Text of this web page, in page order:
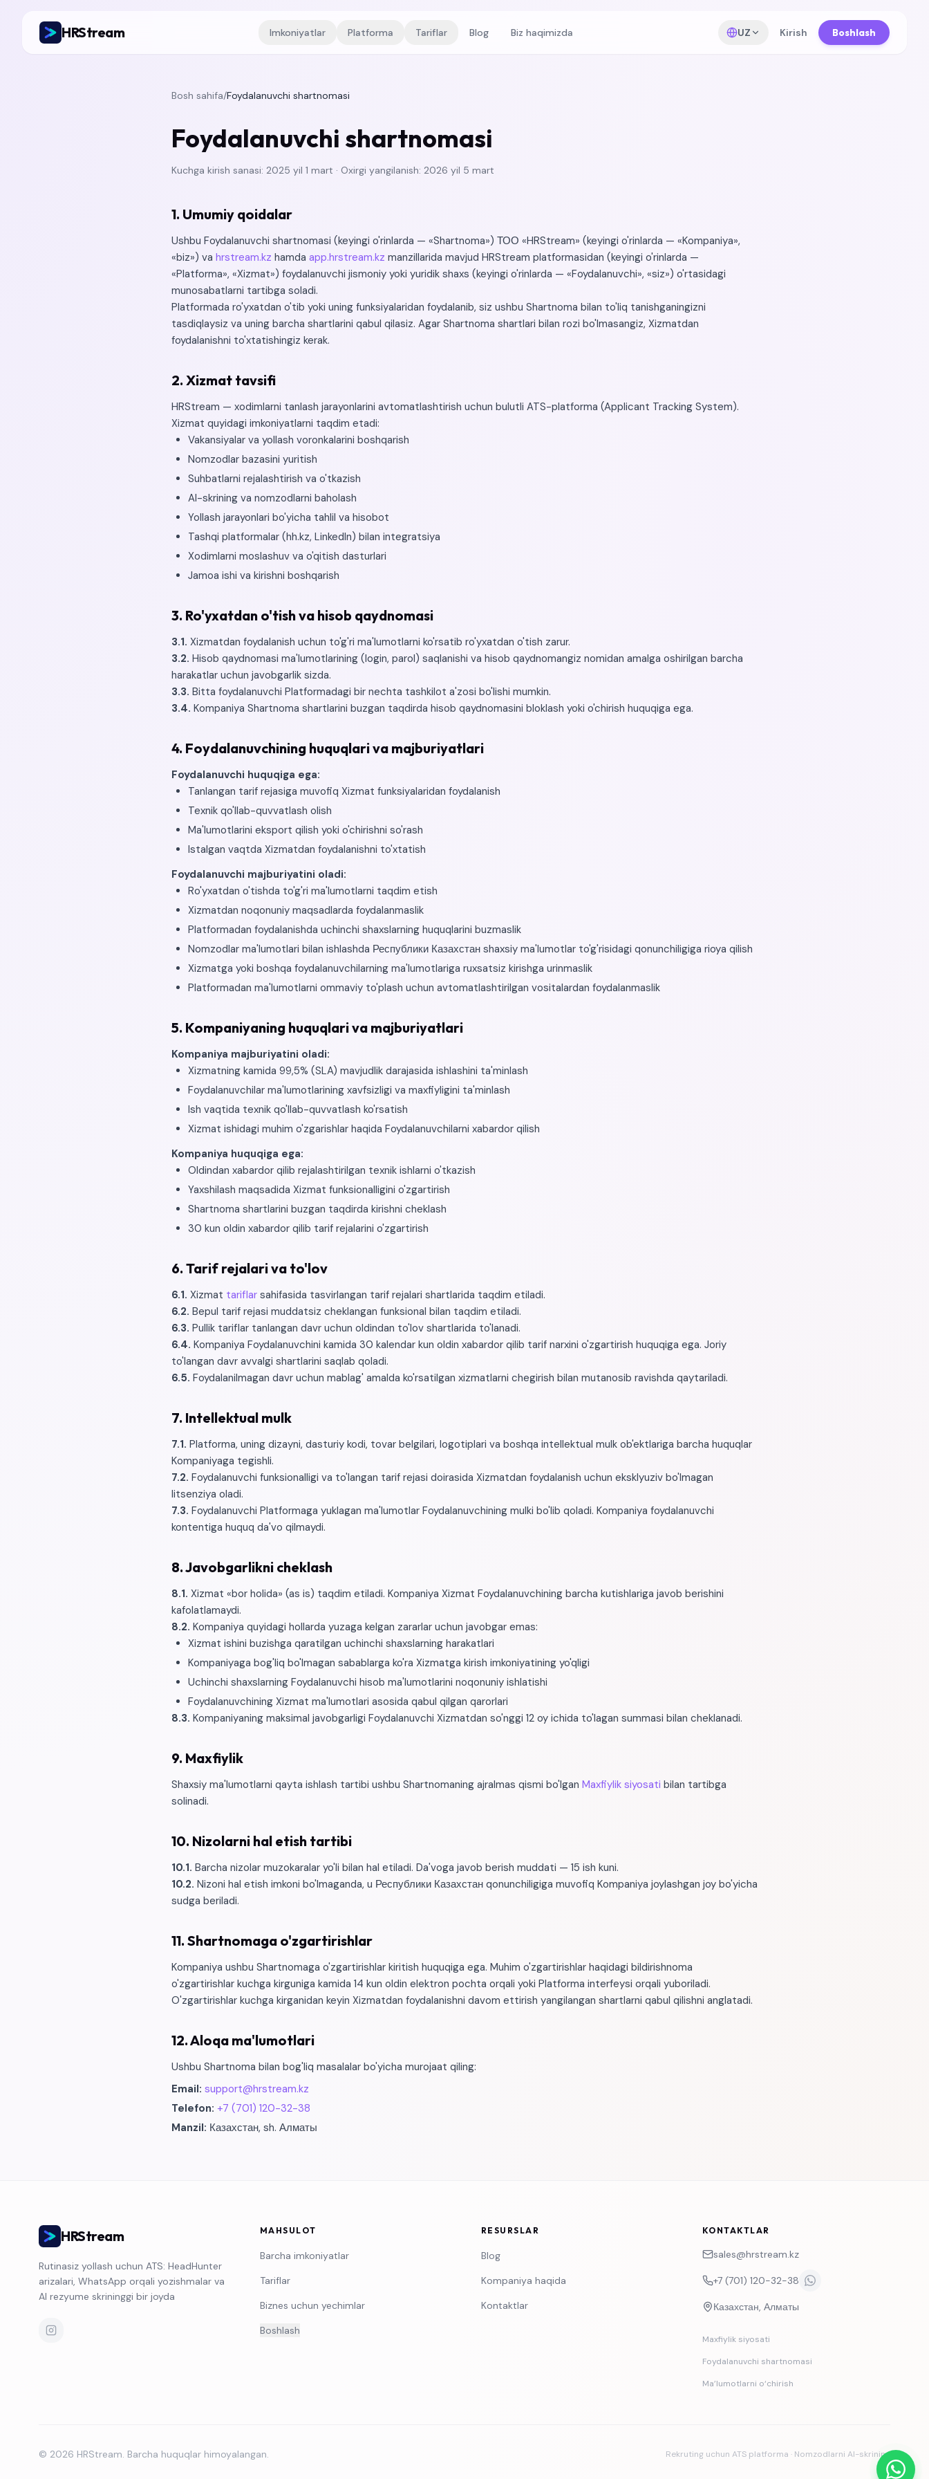
HRStream Imkoniyatlar Platforma Tariflar Blog Biz haqimizda UZ Kirish Boshlash
Bosh sahifa/Foydalanuvchi shartnomasi
Foydalanuvchi shartnomasi
Kuchga kirish sanasi: 2025 yil 1 mart · Oxirgi yangilanish: 2026 yil 5 mart
1. Umumiy qoidalar
Ushbu Foydalanuvchi shartnomasi (keyingi o'rinlarda — «Shartnoma») ТОО «HRStream» (keyingi o'rinlarda — «Kompaniya»,
«biz») va hrstream.kz hamda app.hrstream.kz manzillarida mavjud HRStream platformasidan (keyingi o'rinlarda —
«Platforma», «Xizmat») foydalanuvchi jismoniy yoki yuridik shaxs (keyingi o'rinlarda — «Foydalanuvchi», «siz») o'rtasidagi
munosabatlarni tartibga soladi.
Platformada ro'yxatdan o'tib yoki uning funksiyalaridan foydalanib, siz ushbu Shartnoma bilan to'liq tanishganingizni
tasdiqlaysiz va uning barcha shartlarini qabul qilasiz. Agar Shartnoma shartlari bilan rozi bo'lmasangiz, Xizmatdan
foydalanishni to'xtatishingiz kerak.
2. Xizmat tavsifi
HRStream — xodimlarni tanlash jarayonlarini avtomatlashtirish uchun bulutli ATS-platforma (Applicant Tracking System).
Xizmat quyidagi imkoniyatlarni taqdim etadi:
Vakansiyalar va yollash voronkalarini boshqarish
Nomzodlar bazasini yuritish
Suhbatlarni rejalashtirish va o'tkazish
AI-skrining va nomzodlarni baholash
Yollash jarayonlari bo'yicha tahlil va hisobot
Tashqi platformalar (hh.kz, LinkedIn) bilan integratsiya
Xodimlarni moslashuv va o'qitish dasturlari
Jamoa ishi va kirishni boshqarish
3. Ro'yxatdan o'tish va hisob qaydnomasi
3.1. Xizmatdan foydalanish uchun to'g'ri ma'lumotlarni ko'rsatib ro'yxatdan o'tish zarur.
3.2. Hisob qaydnomasi ma'lumotlarining (login, parol) saqlanishi va hisob qaydnomangiz nomidan amalga oshirilgan barcha
harakatlar uchun javobgarlik sizda.
3.3. Bitta foydalanuvchi Platformadagi bir nechta tashkilot a'zosi bo'lishi mumkin.
3.4. Kompaniya Shartnoma shartlarini buzgan taqdirda hisob qaydnomasini bloklash yoki o'chirish huquqiga ega.
4. Foydalanuvchining huquqlari va majburiyatlari
Foydalanuvchi huquqiga ega:
Tanlangan tarif rejasiga muvofiq Xizmat funksiyalaridan foydalanish
Texnik qo'llab-quvvatlash olish
Ma'lumotlarini eksport qilish yoki o'chirishni so'rash
Istalgan vaqtda Xizmatdan foydalanishni to'xtatish
Foydalanuvchi majburiyatini oladi:
Ro'yxatdan o'tishda to'g'ri ma'lumotlarni taqdim etish
Xizmatdan noqonuniy maqsadlarda foydalanmaslik
Platformadan foydalanishda uchinchi shaxslarning huquqlarini buzmaslik
Nomzodlar ma'lumotlari bilan ishlashda Республики Казахстан shaxsiy ma'lumotlar to'g'risidagi qonunchiligiga rioya qilish
Xizmatga yoki boshqa foydalanuvchilarning ma'lumotlariga ruxsatsiz kirishga urinmaslik
Platformadan ma'lumotlarni ommaviy to'plash uchun avtomatlashtirilgan vositalardan foydalanmaslik
5. Kompaniyaning huquqlari va majburiyatlari
Kompaniya majburiyatini oladi:
Xizmatning kamida 99,5% (SLA) mavjudlik darajasida ishlashini ta'minlash
Foydalanuvchilar ma'lumotlarining xavfsizligi va maxfiyligini ta'minlash
Ish vaqtida texnik qo'llab-quvvatlash ko'rsatish
Xizmat ishidagi muhim o'zgarishlar haqida Foydalanuvchilarni xabardor qilish
Kompaniya huquqiga ega:
Oldindan xabardor qilib rejalashtirilgan texnik ishlarni o'tkazish
Yaxshilash maqsadida Xizmat funksionalligini o'zgartirish
Shartnoma shartlarini buzgan taqdirda kirishni cheklash
30 kun oldin xabardor qilib tarif rejalarini o'zgartirish
6. Tarif rejalari va to'lov
6.1. Xizmat tariflar sahifasida tasvirlangan tarif rejalari shartlarida taqdim etiladi.
6.2. Bepul tarif rejasi muddatsiz cheklangan funksional bilan taqdim etiladi.
6.3. Pullik tariflar tanlangan davr uchun oldindan to'lov shartlarida to'lanadi.
6.4. Kompaniya Foydalanuvchini kamida 30 kalendar kun oldin xabardor qilib tarif narxini o'zgartirish huquqiga ega. Joriy
to'langan davr avvalgi shartlarini saqlab qoladi.
6.5. Foydalanilmagan davr uchun mablag' amalda ko'rsatilgan xizmatlarni chegirish bilan mutanosib ravishda qaytariladi.
7. Intellektual mulk
7.1. Platforma, uning dizayni, dasturiy kodi, tovar belgilari, logotiplari va boshqa intellektual mulk ob'ektlariga barcha huquqlar
Kompaniyaga tegishli.
7.2. Foydalanuvchi funksionalligi va to'langan tarif rejasi doirasida Xizmatdan foydalanish uchun eksklyuziv bo'lmagan
litsenziya oladi.
7.3. Foydalanuvchi Platformaga yuklagan ma'lumotlar Foydalanuvchining mulki bo'lib qoladi. Kompaniya foydalanuvchi
kontentiga huquq da'vo qilmaydi.
8. Javobgarlikni cheklash
8.1. Xizmat «bor holida» (as is) taqdim etiladi. Kompaniya Xizmat Foydalanuvchining barcha kutishlariga javob berishini
kafolatlamaydi.
8.2. Kompaniya quyidagi hollarda yuzaga kelgan zararlar uchun javobgar emas:
Xizmat ishini buzishga qaratilgan uchinchi shaxslarning harakatlari
Kompaniyaga bog'liq bo'lmagan sabablarga ko'ra Xizmatga kirish imkoniyatining yo'qligi
Uchinchi shaxslarning Foydalanuvchi hisob ma'lumotlarini noqonuniy ishlatishi
Foydalanuvchining Xizmat ma'lumotlari asosida qabul qilgan qarorlari
8.3. Kompaniyaning maksimal javobgarligi Foydalanuvchi Xizmatdan so'nggi 12 oy ichida to'lagan summasi bilan cheklanadi.
9. Maxfiylik
Shaxsiy ma'lumotlarni qayta ishlash tartibi ushbu Shartnomaning ajralmas qismi bo'lgan Maxfiylik siyosati bilan tartibga
solinadi.
10. Nizolarni hal etish tartibi
10.1. Barcha nizolar muzokaralar yo'li bilan hal etiladi. Da'voga javob berish muddati — 15 ish kuni.
10.2. Nizoni hal etish imkoni bo'lmaganda, u Республики Казахстан qonunchiligiga muvofiq Kompaniya joylashgan joy bo'yicha
sudga beriladi.
11. Shartnomaga o'zgartirishlar
Kompaniya ushbu Shartnomaga o'zgartirishlar kiritish huquqiga ega. Muhim o'zgartirishlar haqidagi bildirishnoma
o'zgartirishlar kuchga kirguniga kamida 14 kun oldin elektron pochta orqali yoki Platforma interfeysi orqali yuboriladi.
O'zgartirishlar kuchga kirganidan keyin Xizmatdan foydalanishni davom ettirish yangilangan shartlarni qabul qilishni anglatadi.
12. Aloqa ma'lumotlari
Ushbu Shartnoma bilan bog'liq masalalar bo'yicha murojaat qiling:
Email: support@hrstream.kz
Telefon: +7 (701) 120-32-38
Manzil: Казахстан, sh. Алматы
HRStream
Rutinasiz yollash uchun ATS: HeadHunter
arizalari, WhatsApp orqali yozishmalar va
AI rezyume skrininggi bir joyda
MAHSULOT
Barcha imkoniyatlar
Tariflar
Biznes uchun yechimlar
Boshlash
RESURSLAR
Blog
Kompaniya haqida
Kontaktlar
KONTAKTLAR
sales@hrstream.kz
+7 (701) 120-32-38
Казахстан, Алматы
Maxfiylik siyosati
Foydalanuvchi shartnomasi
Ma’lumotlarni o‘chirish
© 2026 HRStream. Barcha huquqlar himoyalangan. Rekruting uchun ATS platforma · Nomzodlarni AI-skrining